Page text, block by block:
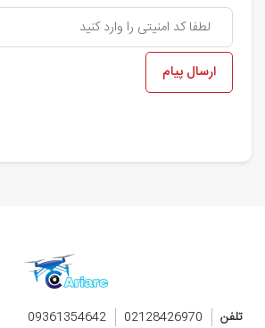
ارسال پیام
تلفن 02128426970
09361354642